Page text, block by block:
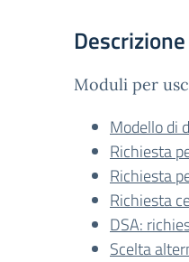
Descrizione
Moduli per
Modello di
Richiesta
Richiesta
Richiesta
DSA:
Scelta